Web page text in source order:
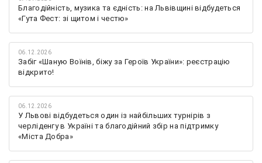
Благодійність, музика та єдність: на Львівщині відбудеться
«Гута Фест: зі щитом і честю»
06.12.2026
Забіг «Шаную Воїнів, біжу за Героїв України»: реєстрацію
відкрито!
06.12.2026
У Львові відбудеться один із найбільших турнірів з
черліденгу в Україні та благодійний збір на підтримку
«Міста Добра»